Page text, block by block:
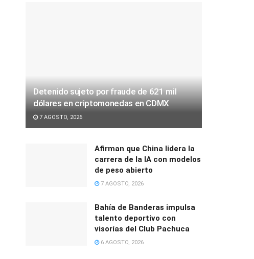
Detenido sujeto por fraude de 621 mil
dólares en criptomonedas en CDMX
7 AGOSTO, 2026
Afirman que China lidera la
carrera de la IA con modelos
de peso abierto
7 AGOSTO, 2026
Bahía de Banderas impulsa
talento deportivo con
visorías del Club Pachuca
6 AGOSTO, 2026